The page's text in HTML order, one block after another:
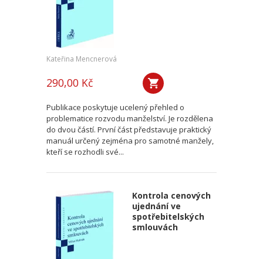
Kateřina Mencnerová
290,00 Kč
Publikace poskytuje ucelený přehled o
problematice rozvodu manželství. Je rozdělena
do dvou částí. První část představuje praktický
manuál určený zejména pro samotné manžely,
kteří se rozhodli své...
Kontrola cenových
ujednání ve
spotřebitelských
smlouvách